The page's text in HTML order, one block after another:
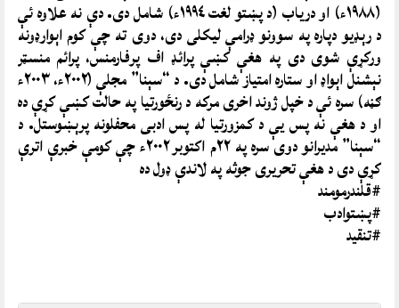
(١٩٨٨ء) او درياب (د پښتو لغت ١٩٩٤ء) شامل دى. دې نه علاوه ئې
د رېډيو دپاره په سوونو ډرامې ليکلى دى، دوى ته چې کوم اېوارډونه
ورکړې شوى دى په هغې کښې پرائډ اف پرفارمنس، پرائم منسټر
نېشنل اېواډ او ستاره امتياز شامل دى. د “سېنا” مجلې (٢٠٠٢ء، ٢٠٠٣ء
ګڼه) سره ئې د خپل ژوند اخرى مرکه د رنځورتيا په حالت کښې کړې ده
او د هغې نه پس يې د کمزورتيا له پس ادبى محفلونه پرېښوستل. د
“سېنا” مديرانو دوى سره په ٢٢م اکتوبر ٢٠٠٢ء چې کومې خبرې اترې
کړې دى د هغې تحريرى جوثه په لاندې ډول ده
#قلندرمومند
#پښتوادب
#تنقید